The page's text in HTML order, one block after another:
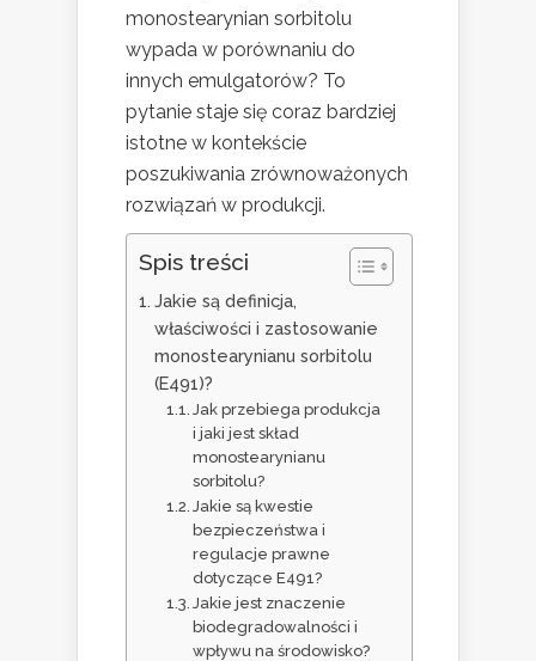
monostearynian sorbitolu
wypada w porównaniu do
innych emulgatorów? To
pytanie staje się coraz bardziej
istotne w kontekście
poszukiwania zrównoważonych
rozwiązań w produkcji.
Spis treści
Jakie są definicja,
właściwości i zastosowanie
monostearynianu sorbitolu
(E491)?
Jak przebiega produkcja
i jaki jest skład
monostearynianu
sorbitolu?
Jakie są kwestie
bezpieczeństwa i
regulacje prawne
dotyczące E491?
Jakie jest znaczenie
biodegradowalności i
wpływu na środowisko?